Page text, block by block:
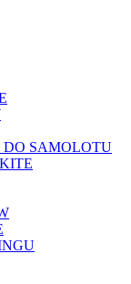
DO SAMOLOTU